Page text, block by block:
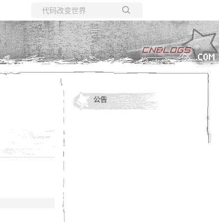
所有博客
当前博客
公告